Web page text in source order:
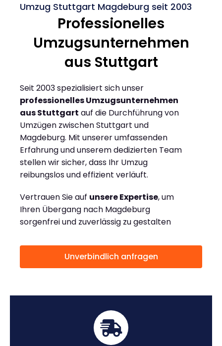
Umzug Stuttgart Magdeburg seit 2003
Professionelles
Umzugsunternehmen
aus Stuttgart
Seit 2003 spezialisiert sich unser
professionelles Umzugsunternehmen
aus Stuttgart auf die Durchführung von
Umzügen zwischen Stuttgart und
Magdeburg. Mit unserer umfassenden
Erfahrung und unserem dedizierten Team
stellen wir sicher, dass Ihr Umzug
reibungslos und effizient verläuft.
Vertrauen Sie auf unsere Expertise, um
Ihren Übergang nach Magdeburg
sorgenfrei und zuverlässig zu gestalten
Unverbindlich anfragen